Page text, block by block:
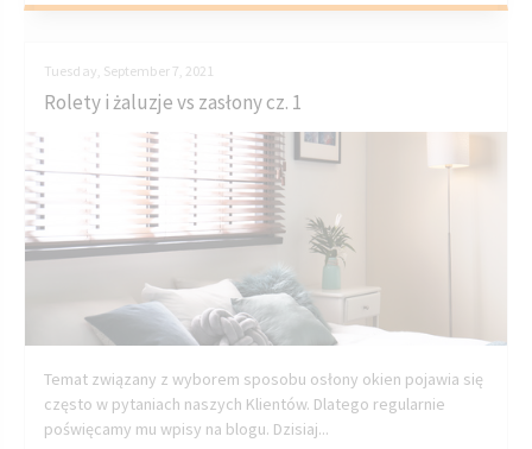
Tuesday, September 7, 2021
Rolety i żaluzje vs zasłony cz. 1
Temat związany z wyborem sposobu osłony okien pojawia się
często w pytaniach naszych Klientów. Dlatego regularnie
poświęcamy mu wpisy na blogu. Dzisiaj...